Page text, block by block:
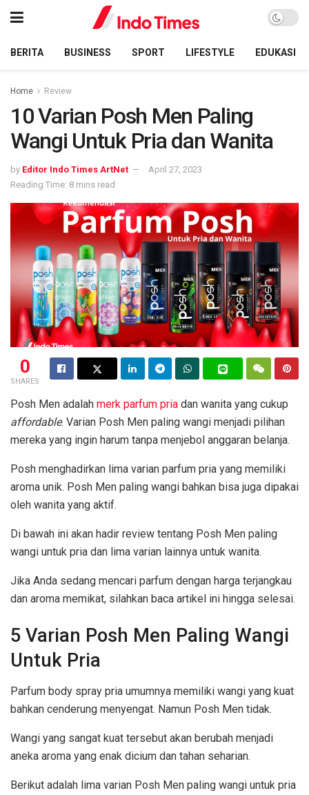
BERITA BUSINESS SPORT LIFESTYLE EDUKASI
Home Review
10 Varian Posh Men Paling
Wangi Untuk Pria dan Wanita
by Editor Indo Times ArtNet
April 27, 2023
Reading Time: 8 mins read
0
SHARES
Posh Men adalah merk parfum pria dan wanita yang cukup
affordable. Varian Posh Men paling wangi menjadi pilihan
mereka yang ingin harum tanpa menjebol anggaran belanja.
Posh menghadirkan lima varian parfum pria yang memiliki
aroma unik. Posh Men paling wangi bahkan bisa juga dipakai
oleh wanita yang aktif.
Di bawah ini akan hadir review tentang Posh Men paling
wangi untuk pria dan lima varian lainnya untuk wanita.
Jika Anda sedang mencari parfum dengan harga terjangkau
dan aroma memikat, silahkan baca artikel ini hingga selesai.
5 Varian Posh Men Paling Wangi
Untuk Pria
Parfum body spray pria umumnya memiliki wangi yang kuat
bahkan cenderung menyengat. Namun Posh Men tidak.
Wangi yang sangat kuat tersebut akan berubah menjadi
aneka aroma yang enak dicium dan tahan seharian.
Berikut adalah lima varian Posh Men paling wangi untuk pria